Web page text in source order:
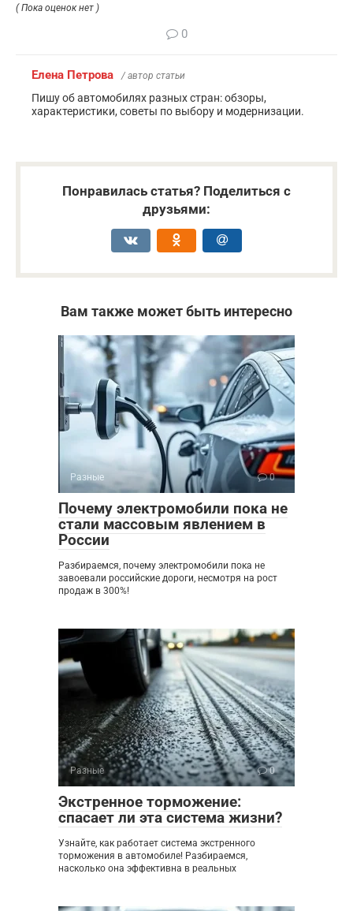
( Пока оценок нет )
0
Елена Петрова / автор статьи
Пишу об автомобилях разных стран: обзоры,
характеристики, советы по выбору и модернизации.
Понравилась статья? Поделиться с
друзьями:
Вам также может быть интересно
Разные 0
Почему электромобили пока не
стали массовым явлением в
России
Разбираемся, почему электромобили пока не
завоевали российские дороги, несмотря на рост
продаж в 300%!
Разные 0
Экстренное торможение:
спасает ли эта система жизни?
Узнайте, как работает система экстренного
торможения в автомобиле! Разбираемся,
насколько она эффективна в реальных